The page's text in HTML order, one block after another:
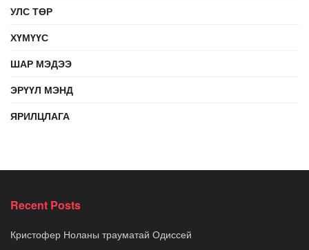
УЛС ТӨР
ХҮМҮҮС
ШАР МЭДЭЭ
ЭРҮҮЛ МЭНД
ЯРИЛЦЛАГА
Recent Posts
Кристофер Ноланы трауматай Одиссей